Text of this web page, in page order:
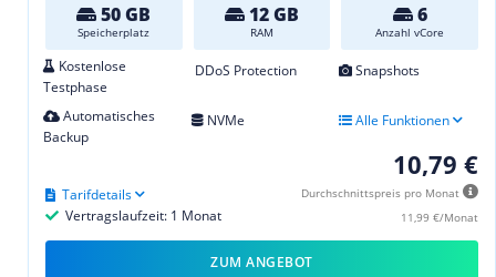
50 GB
Speicherplatz
12 GB
RAM
6
Anzahl vCore
Kostenlose
Testphase
DDoS Protection Snapshots
Automatisches
Backup
NVMe Alle Funktionen
10,79 €
Durchschnittspreis pro Monat
11,99 €/Monat
Vertragslaufzeit: 1 Monat
Tarifdetails
ZUM ANGEBOT